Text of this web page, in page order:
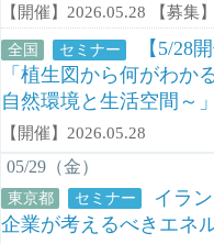
【開催】2026.05.28 【募集
全国 セミナー
【5/28
「植生図から何がわか
自然環境と生活空間～」
【開催】2026.05.28
05/29（金）
東京都 セミナー
イラ
企業が考えるべきエネ